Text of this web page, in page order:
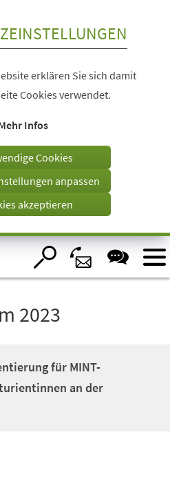
erklären Sie sich damit
Cookies verwendet.
Infos
Cookies
anpassen
akzeptieren
2023
für MINT-
an der